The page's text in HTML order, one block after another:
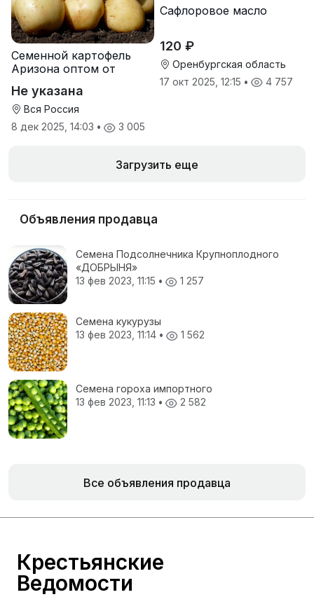
Семенной картофель
Аризона оптом от
Не указана
Вся Россия
8 дек 2025, 14:03 • 3 005
Сафлоровое масло
120 ₽
Оренбургская область
17 окт 2025, 12:15 • 4 757
Загрузить еще
Объявления продавца
Семена Подсолнечника Крупноплодного
«ДОБРЫНЯ»
13 фев 2023, 11:15 • 1 257
Семена кукурузы
13 фев 2023, 11:14 • 1 562
Семена гороха импортного
13 фев 2023, 11:13 • 2 582
Все объявления продавца
Крестьянские
Ведомости